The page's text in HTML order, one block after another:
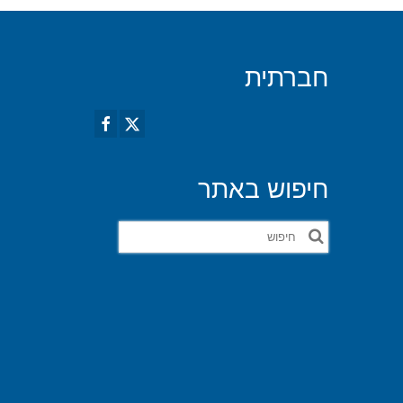
חברתית
חיפוש באתר
חפש
את: